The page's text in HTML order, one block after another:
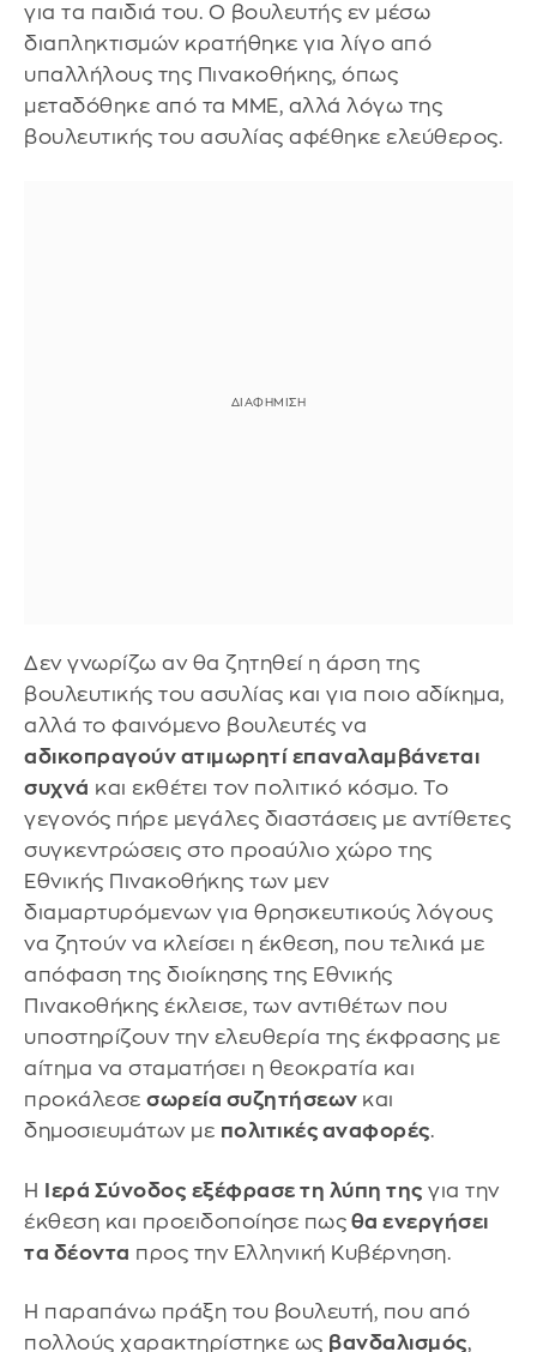
για τα παιδιά του. Ο βουλευτής εν μέσω
διαπληκτισμών κρατήθηκε για λίγο από
υπαλλήλους της Πινακοθήκης, όπως
μεταδόθηκε από τα ΜΜΕ, αλλά λόγω της
βουλευτικής του ασυλίας αφέθηκε ελεύθερος.
Δεν γνωρίζω αν θα ζητηθεί η άρση της
βουλευτικής του ασυλίας και για ποιο αδίκημα,
αλλά το φαινόμενο βουλευτές να
αδικοπραγούν ατιμωρητί επαναλαμβάνεται
συχνά και εκθέτει τον πολιτικό κόσμο. Το
γεγονός πήρε μεγάλες διαστάσεις με αντίθετες
συγκεντρώσεις στο προαύλιο χώρο της
Εθνικής Πινακοθήκης των μεν
διαμαρτυρόμενων για θρησκευτικούς λόγους
να ζητούν να κλείσει η έκθεση, που τελικά με
απόφαση της διοίκησης της Εθνικής
Πινακοθήκης έκλεισε, των αντιθέτων που
υποστηρίζουν την ελευθερία της έκφρασης με
αίτημα να σταματήσει η θεοκρατία και
προκάλεσε σωρεία συζητήσεων και
δημοσιευμάτων με πολιτικές αναφορές.
Η Ιερά Σύνοδος εξέφρασε τη λύπη της για την
έκθεση και προειδοποίησε πως θα ενεργήσει
τα δέοντα προς την Ελληνική Κυβέρνηση.
Η παραπάνω πράξη του βουλευτή, που από
πολλούς χαρακτηρίστηκε ως βανδαλισμός,